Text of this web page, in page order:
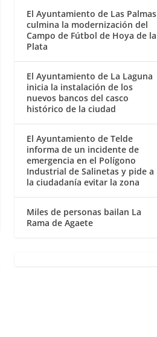
El Ayuntamiento de Las Palmas
culmina la modernización del
Campo de Fútbol de Hoya de la
Plata
El Ayuntamiento de La Laguna
inicia la instalación de los
nuevos bancos del casco
histórico de la ciudad
El Ayuntamiento de Telde
informa de un incidente de
emergencia en el Polígono
Industrial de Salinetas y pide a
la ciudadanía evitar la zona
Miles de personas bailan La
Rama de Agaete